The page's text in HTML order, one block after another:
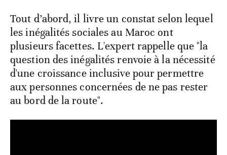
Tout d’abord, il livre un constat selon lequel
les inégalités sociales au Maroc ont
plusieurs facettes. L'expert rappelle que "la
question des inégalités renvoie à la nécessité
d'une croissance inclusive pour permettre
aux personnes concernées de ne pas rester
au bord de la route".